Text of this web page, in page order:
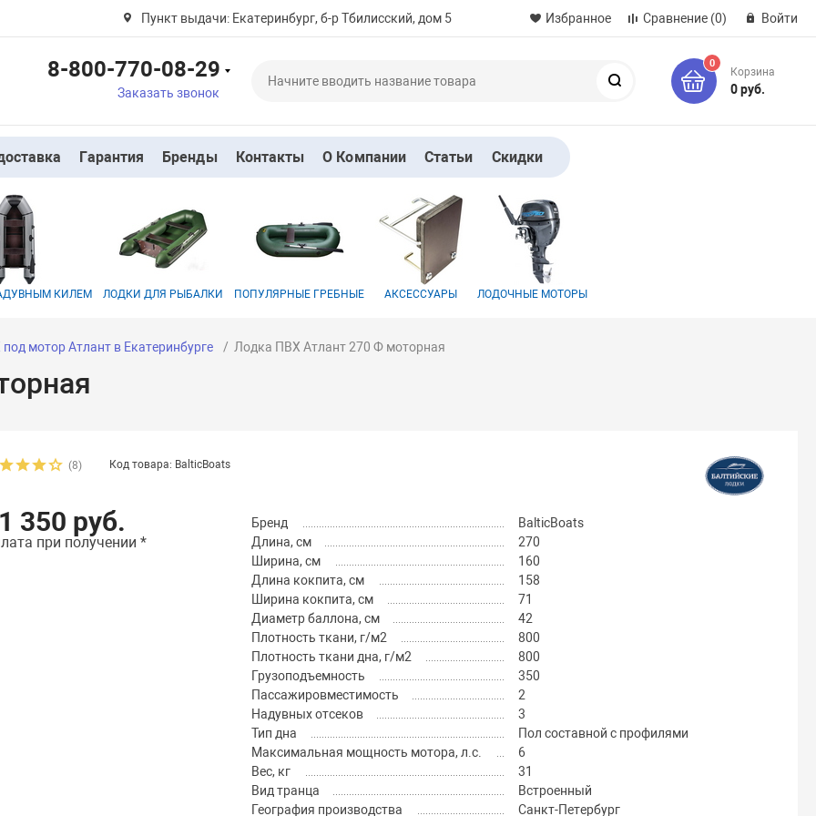
Пункт выдачи: Екатеринбург, б-р Тбилисский, дом 5 Избранное Сравнение (0) Войти
8-800-770-08-29
Заказать звонок
0
Корзина
0 руб.
Гарантия Бренды Контакты О Компании Статьи Скидки
КИЛЕМ ЛОДКИ ДЛЯ РЫБАЛКИ ПОПУЛЯРНЫЕ ГРЕБНЫЕ АКСЕССУАРЫ ЛОДОЧНЫЕ МОТОРЫ
мотор Атлант в Екатеринбурге Лодка ПВХ Атлант 270 Ф моторная
(8) Код товара: BalticBoats
350 руб.
при получении *
Бренд
BalticBoats
Длина, см
270
Ширина, см
160
Длина кокпита, см
158
Ширина кокпита, см
71
Диаметр баллона, см
42
Плотность ткани, г/м2
800
Плотность ткани дна, г/м2
800
Грузоподъемность
350
Пассажировместимость
2
Надувных отсеков
3
Тип дна
Пол составной с профилями
Максимальная мощность мотора, л.с.
6
Вес, кг
31
Вид транца
Встроенный
География производства
Санкт-Петербург